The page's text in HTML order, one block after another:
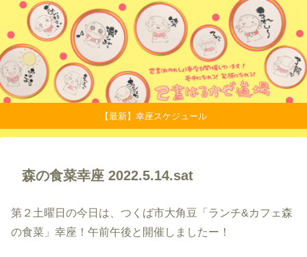
【最新】幸座スケジュール
森の食菜幸座 2022.5.14.sat
第２土曜日の今日は、つくば市大角豆「ランチ&カフェ森
の食菜」幸座！午前午後と開催しましたー！